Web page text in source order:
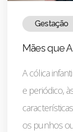
Gestação
Mães que
A cólica
e periódico,
os punhos